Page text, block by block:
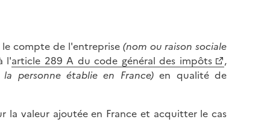
compte de l'entreprise (nom ou raison sociale
l'article 289 A du code général des impôts
,
personne établie en France)en qualité de
la valeur ajoutée en France et acquitter le cas